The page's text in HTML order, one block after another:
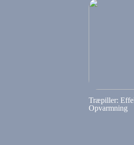
Træpiller:
Opvarmning